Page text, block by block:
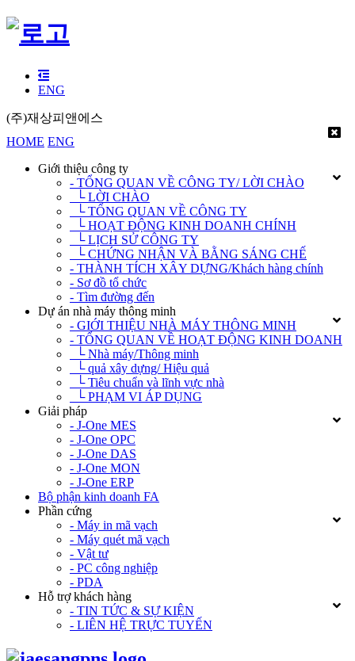
ENG
(주)재상피앤에스
HOME ENG
Giới thiệu công ty
- TỔNG QUAN VỀ CÔNG TY/ LỜI CHÀO
└ LỜI CHÀO
└ TỔNG QUAN VỀ CÔNG TY
└ HOẠT ĐỘNG KINH DOANH CHÍNH
└ LỊCH SỬ CÔNG TY
└ CHỨNG NHẬN VÀ BẰNG SÁNG CHẾ
- THÀNH TÍCH XÂY DỰNG/Khách hàng chính
- Sơ đồ tổ chức
- Tìm đường đến
Dự án nhà máy thông minh
- GIỚI THIỆU NHÀ MÁY THÔNG MINH
- TỔNG QUAN VỀ HOẠT ĐỘNG KINH DOANH
└ Nhà máy/Thông minh
└ quả xây dựng/ Hiệu quả
└ Tiêu chuẩn và lĩnh vực nhà
└ PHẠM VI ÁP DỤNG
Giải pháp
- J-One MES
- J-One OPC
- J-One DAS
- J-One MON
- J-One ERP
Bộ phận kinh doanh FA
Phần cứng
- Máy in mã vạch
- Máy quét mã vạch
- Vật tư
- PC công nghiệp
- PDA
Hỗ trợ khách hàng
- TIN TỨC & SỰ KIỆN
- LIÊN HỆ TRỰC TUYẾN